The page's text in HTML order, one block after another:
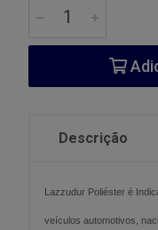
Descrição
Lazzudur Poliéster é
veículos automotivos,